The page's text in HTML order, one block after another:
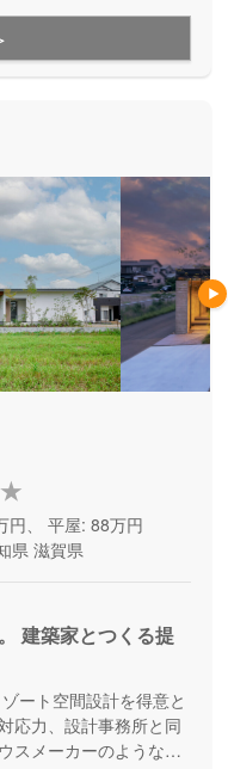
円、 平屋: 88万円
県 滋賀県
建築家とつくる提
ート空間設計を得意と
応力、設計事務所と同
スメーカーのような設